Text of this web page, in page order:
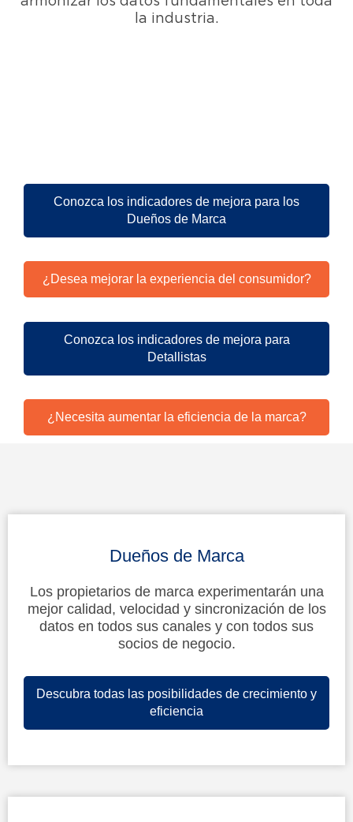
la industria.
Conozca los indicadores de mejora para los
Dueños de Marca
¿Desea mejorar la experiencia del consumidor?
Conozca los indicadores de mejora para
Detallistas
¿Necesita aumentar la eficiencia de la marca?
Dueños de Marca
Los propietarios de marca experimentarán una
mejor calidad, velocidad y sincronización de los
datos en todos sus canales y con todos sus
socios de negocio.
Descubra todas las posibilidades de crecimiento y
eficiencia